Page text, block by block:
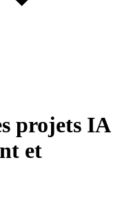
projets IA
et